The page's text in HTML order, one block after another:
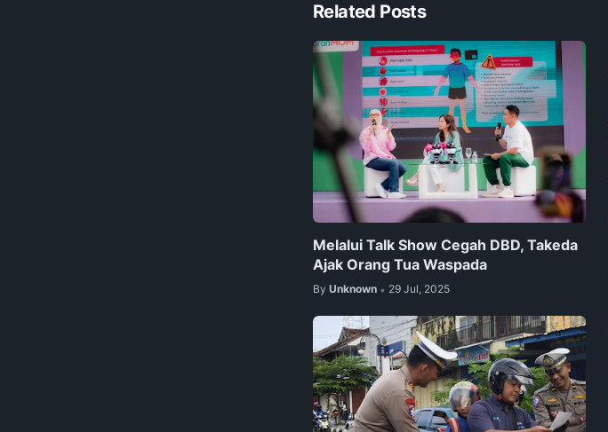
Related Posts
Melalui Talk Show Cegah DBD, Takeda
Ajak Orang Tua Waspada
By Unknown • 29 Jul, 2025